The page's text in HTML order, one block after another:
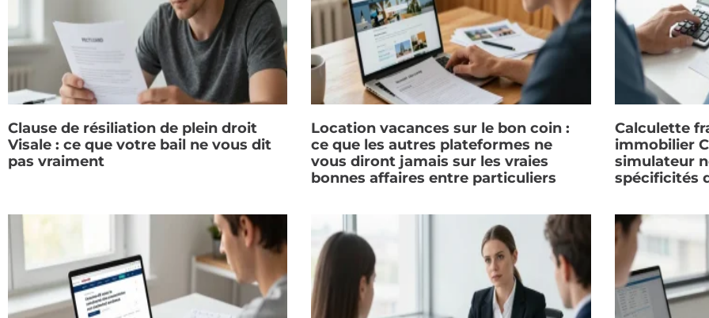
Clause de résiliation de plein droit
Visale : ce que votre bail ne vous dit
pas vraiment
Location vacances sur le bon coin :
ce que les autres plateformes ne
vous diront jamais sur les vraies
bonnes affaires entre particuliers
Calculette
immobilier
simulateur
spécificités